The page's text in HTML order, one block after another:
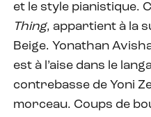
et le style pianistique.
Thing, appartient à la
Beige. Yonathan
est à l’aise dans le
contrebasse de Yoni
morceau. Coups de